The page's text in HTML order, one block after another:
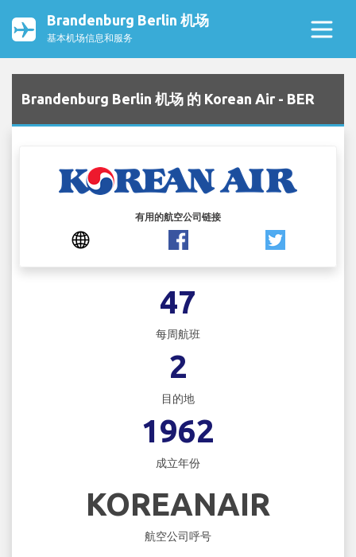
Brandenburg Berlin 机场
基本机场信息和服务
Brandenburg Berlin 机场 的 Korean Air - BER
有用的航空公司链接
47
每周航班
2
目的地
1962
成立年份
KOREANAIR
航空公司呼号